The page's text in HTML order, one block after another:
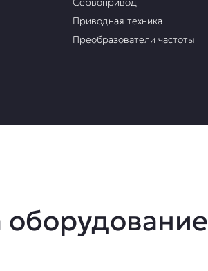
Приводная техника
Преобразователи частоты
оборудование